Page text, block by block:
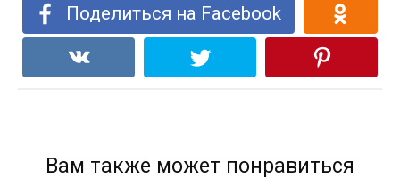
Поделиться на Facebook
Вам также может понравиться